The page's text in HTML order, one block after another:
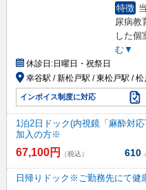
特徴
尿病教
した個
む▼
休診日:日曜日・祝祭日
幸谷駅 / 新松戸駅 / 東松戸駅 / 松
インボイス制度に対応
1泊2日ドック(内視鏡「麻酔対
加入の方※
67,100円 （税込） 610
日帰りドック※ご勤務先にて健